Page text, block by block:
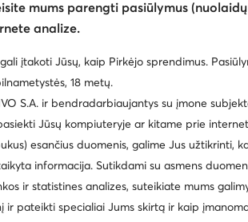
Batai vaikams Nike Šlepetės
laisvalaikio batai vyrams Aeronautica Militare
mums parengti pasiūlymus
analize.
įtakoti Jūsų, kaip Pirkėjo sprendimus.
18 metų.
S.A. ir bendradarbiaujantys su įmone
Jūsų kompiuteryje ar kitame prie
esančius duomenis, galime Jus užtikrinti,
informacija. Sutikdami su asmens
ir statistines analizes, suteikiate mums
ir pateikti specialiai Jums skirtą ir kaip